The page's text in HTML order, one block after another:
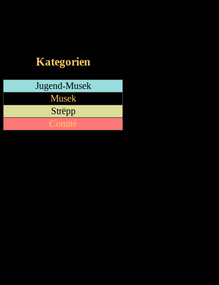
Kategorien
Jugend-Musek
Musek
Strëpp
Comité